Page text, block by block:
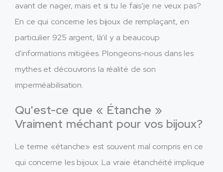
avant de nager, mais et si tu le fais’je ne veux pas?
En ce qui concerne les bijoux de remplaçant, en
particulier 925 argent, là’il y a beaucoup
d'informations mitigées. Plongeons-nous dans les
mythes et découvrons la réalité de son
imperméabilisation.
Qu'est-ce que « Étanche »
Vraiment méchant pour vos bijoux?
Le terme «étanche» est souvent mal compris en ce
qui concerne les bijoux. La vraie étanchéité implique